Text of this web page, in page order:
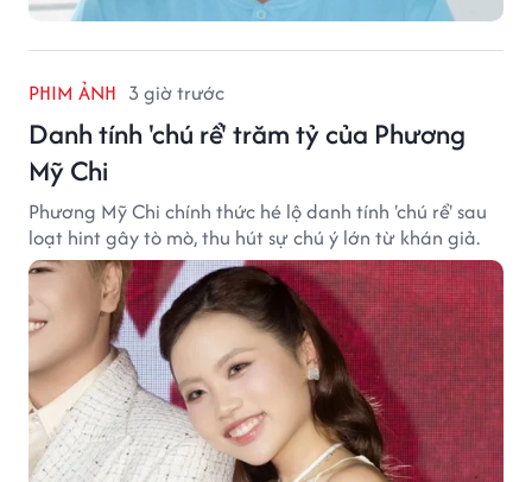
PHIM ẢNH 3 giờ trước
Danh tính 'chú rể' trăm tỷ của Phương
Mỹ Chi
Phương Mỹ Chi chính thức hé lộ danh tính 'chú rể' sau
loạt hint gây tò mò, thu hút sự chú ý lớn từ khán giả.